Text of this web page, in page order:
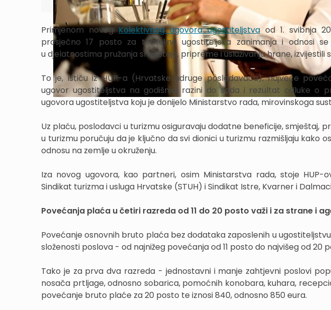
Primjenom novogKolektivnog ugovora ugostiteljstva od 1. svibnja
prosječno 17 posto za temeljna ugostiteljska zanimanja i odnosi
u djelatnostima pružanja smještaja, pripreme i usluživanja hrane, izvijestili
To je, ističu iz HUP-a (Hrvatske udruge poslodavaca), najveće
ugovor ugostiteljstva na godišnjoj razini do sada i rezultat odluke o
ugovora ugostiteljstva koju je donijelo Ministarstvo rada, mirovinskoga
Uz plaću, poslodavci u turizmu osiguravaju dodatne beneficije, smještaj,
u turizmu poručuju da je ključno da svi dionici u turizmu razmišljaju kako
odnosu na zemlje u okruženju.
Iza novog ugovora, kao partneri, osim Ministarstva rada, stoje
Sindikat turizma i usluga Hrvatske (STUH) i Sindikat Istre, Kvarner i
Povećanja plaća u četiri razreda od 11 do 20 posto važi i za strane i
Povećanje osnovnih bruto plaća bez dodataka zaposlenih u
složenosti poslova - od najnižeg povećanja od 11 posto do najvišeg od 20
Tako je za prva dva razreda - jednostavni i manje zahtjevni poslovi
nosača prtljage, odnosno sobarica, pomoćnih konobara, kuhara,
povećanje bruto plaće za 20 posto te iznosi 840, odnosno 850 eura.